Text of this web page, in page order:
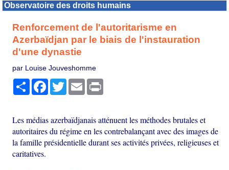
Observatoire des droits humains
Renforcement de l'autoritarisme en
Azerbaïdjan par le biais de l'instauration
d'une dynastie
par Louise Jouveshomme
PartagerFacebook
TwitterEmail
Les médias azerbaïdjanais atténuent les méthodes brutales et
autoritaires du régime en les contrebalançant avec des images de
la famille présidentielle durant ses activités privées, religieuses et
caritatives.